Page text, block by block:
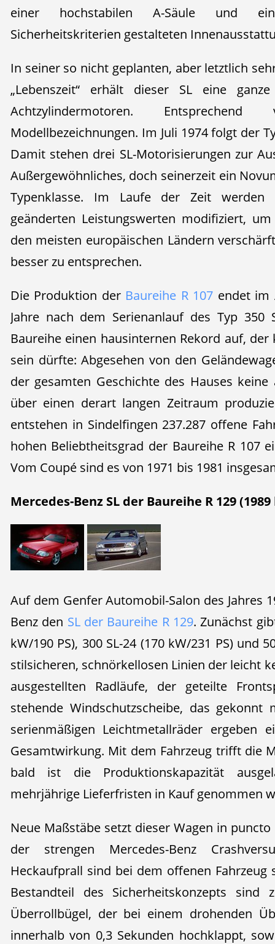
einer hochstabilen A-Säule und
Sicherheitskriterien gestalteten
In seiner so nicht geplanten, aber letztlich
„Lebenszeit“ erhält dieser SL eine
Achtzylindermotoren.
Modellbezeichnungen. Im Juli 1974 folgt der
Damit stehen drei SL-Motorisierungen zur
Außergewöhnliches, doch seinerzeit ein
Typenklasse. Im Laufe der Zeit
geänderten Leistungswerten modifiziert,
den meisten europäischen Ländern
besser zu entsprechen.
Die Produktion der Baureihe R 107 endet im
Jahre nach dem Serienanlauf des Typ 350
Baureihe einen hausinternen Rekord auf,
sein dürfte: Abgesehen von den
der gesamten Geschichte des Hauses keine
über einen derart langen Zeitraum
entstehen in Sindelfingen 237.287 offene
hohen Beliebtheitsgrad der Baureihe R 107
Vom Coupé sind es von 1971 bis 1981
Mercedes-Benz SL der Baureihe R 129 (1989
Auf dem Genfer Automobil-Salon des Jahres
Benz den SL der Baureihe R 129. Zunächst
kW/190 PS), 300 SL-24 (170 kW/231 PS) und
stilsicheren, schnörkellosen Linien der leicht
ausgestellten Radläufe, der geteilte
stehende Windschutzscheibe, das
serienmäßigen Leichtmetallräder ergeben
Gesamtwirkung. Mit dem Fahrzeug trifft die
bald ist die Produktionskapazität
mehrjährige Lieferfristen in Kauf genommen
Neue Maßstäbe setzt dieser Wagen in
der strengen Mercedes-Benz
Heckaufprall sind bei dem offenen Fahrzeug
Bestandteil des Sicherheitskonzepts sind
Überrollbügel, der bei einem drohenden
innerhalb von 0,3 Sekunden hochklappt,